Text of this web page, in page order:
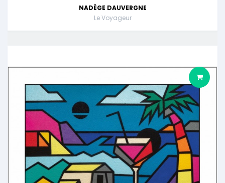
NADÈGE DAUVERGNE
Le Voyageur